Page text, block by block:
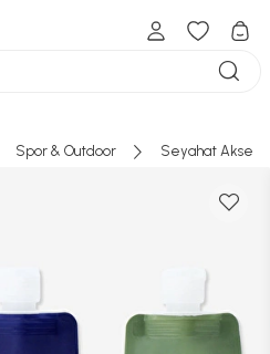
Spor & Outdoor Seyahat